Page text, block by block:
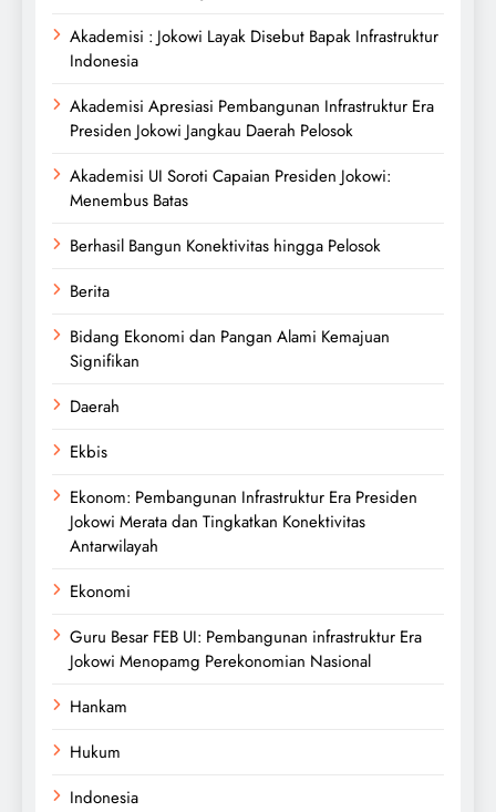
Akademisi : Jokowi Layak Disebut Bapak Infrastruktur
Indonesia
Akademisi Apresiasi Pembangunan Infrastruktur Era
Presiden Jokowi Jangkau Daerah Pelosok
Akademisi UI Soroti Capaian Presiden Jokowi:
Menembus Batas
Berhasil Bangun Konektivitas hingga Pelosok
Berita
Bidang Ekonomi dan Pangan Alami Kemajuan
Signifikan
Daerah
Ekbis
Ekonom: Pembangunan Infrastruktur Era Presiden
Jokowi Merata dan Tingkatkan Konektivitas
Antarwilayah
Ekonomi
Guru Besar FEB UI: Pembangunan infrastruktur Era
Jokowi Menopamg Perekonomian Nasional
Hankam
Hukum
Indonesia